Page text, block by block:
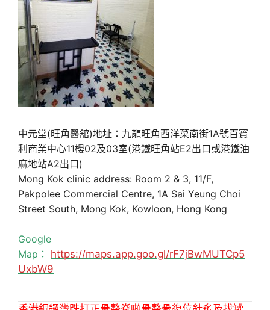
中元堂(旺角醫舘)地址：九龍旺角西洋菜南街1A號百寶
利商業中心11樓02及03室(港鐵旺角站E2出口或港鐵油
麻地站A2出口)
Mong Kok clinic address: Room 2 & 3, 11/F,
Pakpolee Commercial Centre, 1A Sai Yeung Choi
Street South, Mong Kok, Kowloon, Hong Kong
Google
Map： https://maps.app.goo.gl/rF7jBwMUTCp5
UxbW9